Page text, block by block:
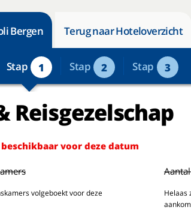
Bergen Terug naar Hoteloverzicht
Stap 1 Stap 2 Stap 3
Reisgezelschap
voor deze datum
volgeboekt voor deze
Helaas